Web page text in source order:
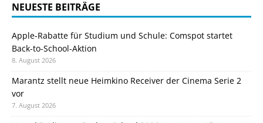
NEUESTE BEITRÄGE
Apple-Rabatte für Studium und Schule: Comspot startet
Back-to-School-Aktion
8. August 2026
Marantz stellt neue Heimkino Receiver der Cinema Serie 2
vor
7. August 2026